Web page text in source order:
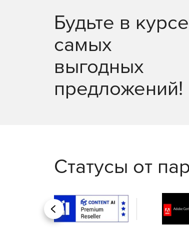
Будьте в курсе
самых
выгодных
предложений!
Статусы от
Назад